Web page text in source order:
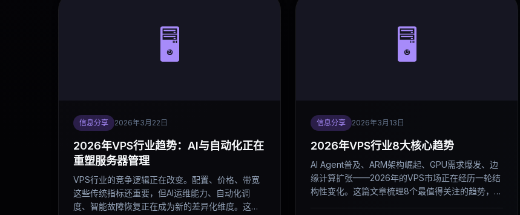
🖥️
信息分享 2026年3月22日
2026年VPS行业趋势：AI与自动化正在
重塑服务器管理
VPS行业的竞争逻辑正在改变。配置、价格、带宽
这些传统指标还重要，但AI运维能力、自动化调
度、智能故障恢复正在成为新的差异化维度。这篇
🖥️
信息分享 2026年3月13日
2026年VPS行业8大核心趋势
AI Agent普及、ARM架构崛起、GPU需求爆发、边
缘计算扩张——2026年的VPS市场正在经历一轮结
构性变化。这篇文章梳理8个最值得关注的趋势，帮